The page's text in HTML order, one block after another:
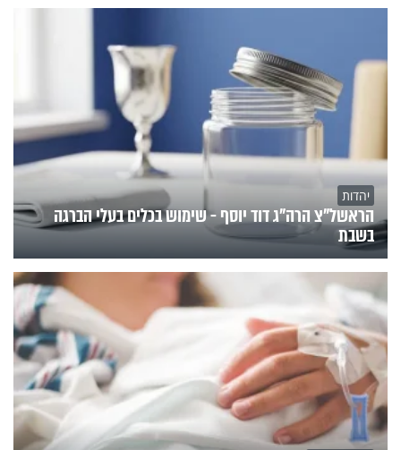
יהדות
הראשל"צ הרה"ג דוד יוסף - שימוש בכלים בעלי הברגה
בשבת